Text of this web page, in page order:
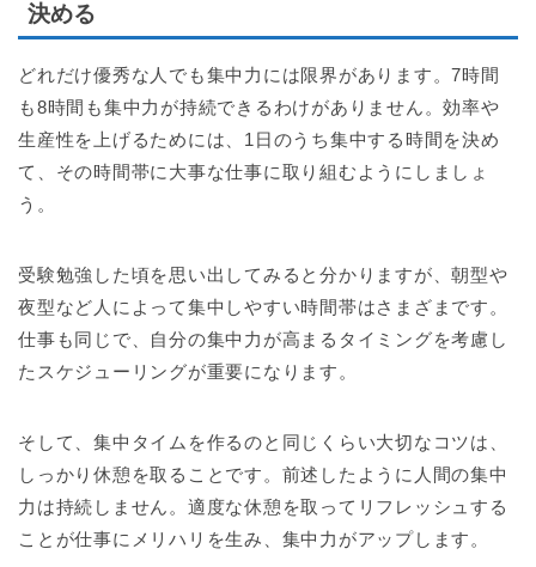
決める
どれだけ優秀な人でも集中力には限界があります。7時間
も8時間も集中力が持続できるわけがありません。効率や
生産性を上げるためには、1日のうち集中する時間を決め
て、その時間帯に大事な仕事に取り組むようにしましょ
う。
受験勉強した頃を思い出してみると分かりますが、朝型や
夜型など人によって集中しやすい時間帯はさまざまです。
仕事も同じで、自分の集中力が高まるタイミングを考慮し
たスケジューリングが重要になります。
そして、集中タイムを作るのと同じくらい大切なコツは、
しっかり休憩を取ることです。前述したように人間の集中
力は持続しません。適度な休憩を取ってリフレッシュする
ことが仕事にメリハリを生み、集中力がアップします。